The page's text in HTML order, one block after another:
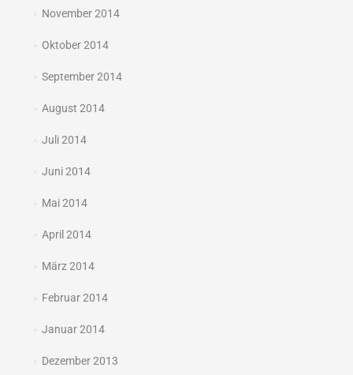
November 2014
Oktober 2014
September 2014
August 2014
Juli 2014
Juni 2014
Mai 2014
April 2014
März 2014
Februar 2014
Januar 2014
Dezember 2013